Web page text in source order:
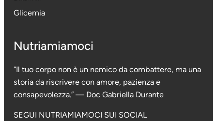
Glicemia
Nutriamiamoci
“Il tuo corpo non è un nemico da combattere, ma una
storia da riscrivere con amore, pazienza e
consapevolezza.” — Doc Gabriella Durante
SEGUI NUTRIAMIAMOCI SUI SOCIAL